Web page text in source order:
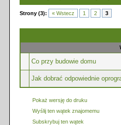
Strony (3): « Wstecz 1 2 3
Co przy budowie domu
Jak dobrać odpowiednie
Pokaż wersję do druku
Wyślij ten wątek znajomemu
Subskrybuj ten wątek